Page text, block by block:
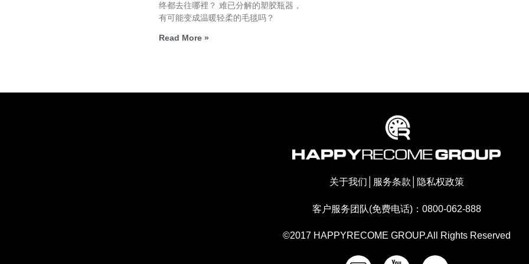
终都去往哪裡？ 难已分解的塑胶瓶器，
有可能变成温暖轻柔的毛毯吗？
Read More »
关于我们 服务条款 隐私权政策
客户服务团队(免费电话)：0800-062-888
©2017 HAPPYRECOME GROUP.All Rights Reserved